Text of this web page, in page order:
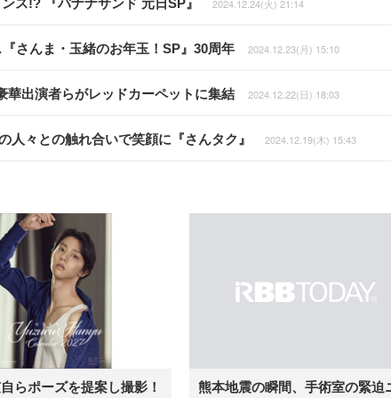
ス!? 『バナナサンド 元日SP』 2024.12.24(火) 21:14
さんま・玉緒のお年玉！SP』30周年 2024.12.23(月) 15:10
華出演者らがレッドカーペットに集結 2024.12.22(日) 18:03
々との触れ合いで笑顔に『さんタク』 2024.12.19(木) 15:43
らポーズを提案し撮影！
熊本地震の瞬間、手術室の緊迫